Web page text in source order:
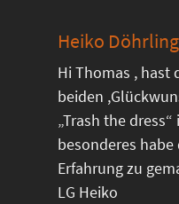
Heiko Döhrling
Hi Thomas , hast
beiden
„Trash the
besonderes habe
Erfahrung zu
LG Heiko